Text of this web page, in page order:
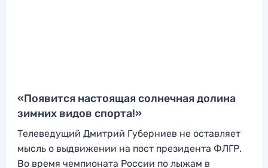
«Появится настоящая солнечная долина
зимних видов спорта!»
Телеведущий Дмитрий Губерниев не оставляет
мысль о выдвижении на пост президента ФЛГР.
Во время чемпионата России по лыжам в